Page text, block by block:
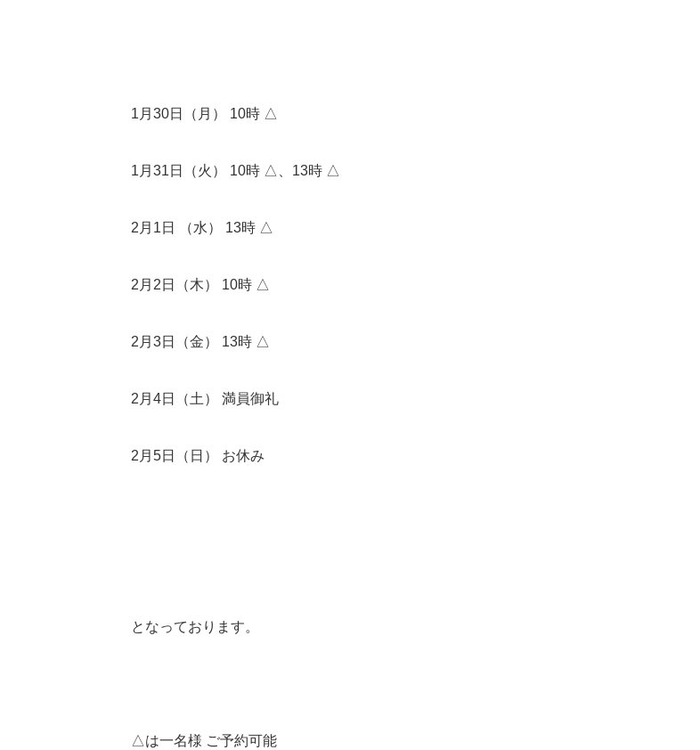
1月30日（月） 10時 △
1月31日（火） 10時 △、13時 △
2月1日 （水） 13時 △
2月2日（木） 10時 △
2月3日（金） 13時 △
2月4日（土） 満員御礼
2月5日（日） お休み
となっております。
△は一名様 ご予約可能